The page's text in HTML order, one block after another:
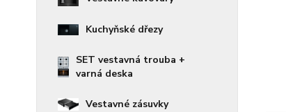
Kuchyňské dřezy
SET vestavná trouba +
varná deska
Vestavné zásuvky